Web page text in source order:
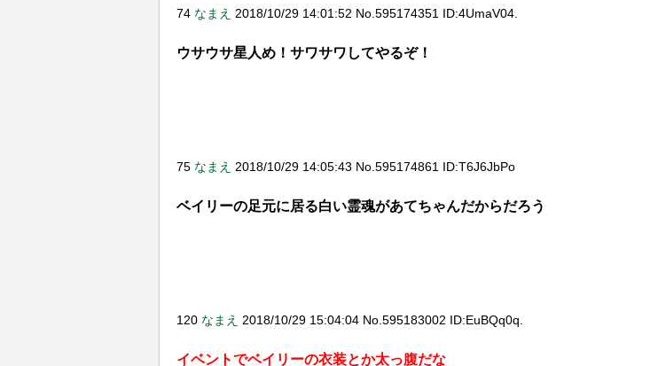
74 なまえ 2018/10/29 14:01:52 No.595174351 ID:4UmaV04.
ウサウサ星人め！サワサワしてやるぞ！
75 なまえ 2018/10/29 14:05:43 No.595174861 ID:T6J6JbPo
ベイリーの足元に居る白い霊魂があてちゃんだからだろう
120 なまえ 2018/10/29 15:04:04 No.595183002 ID:EuBQq0q.
イベントでベイリーの衣装とか太っ腹だな